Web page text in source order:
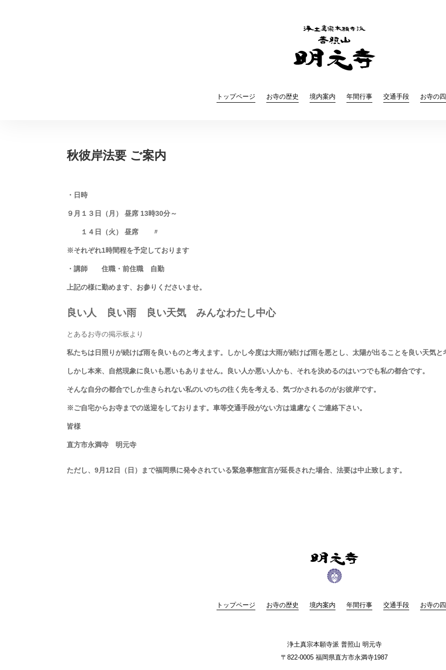
トップページ お寺の歴史 境内案内 年間行事 交通手段 お寺の
秋彼岸法要 ご案内
・日時
９月１３日（月） 昼席 13時30分～
１４日（火） 昼席 〃
※それぞれ1時間程を予定しております
・講師 住職・前住職 自勤
上記の様に勤めます、お参りくださいませ。
良い人 良い雨 良い天気 みんなわたし中心
とあるお寺の掲示板より
私たちは日照りが続けば雨を良いものと考えます。しかし今度は大雨が続けば雨を悪とし、太陽が出ることを良い天気
しかし本来、自然現象に良いも悪いもありません。良い人か悪い人かも、それを決めるのはいつでも私の都合です。
そんな自分の都合でしか生きられない私のいのちの往く先を考える、気づかされるのがお彼岸です。
※ご自宅からお寺までの送迎をしております。車等交通手段がない方は遠慮なくご連絡下さい。
皆様
直方市永満寺 明元寺
ただし、9月12日（日）まで福岡県に発令されている緊急事態宣言が延長された場合、法要は中止致します。
トップページ お寺の歴史 境内案内 年間行事 交通手段 お寺の
浄土真宗本願寺派 普照山 明元寺
〒822-0005 福岡県直方市永満寺1987